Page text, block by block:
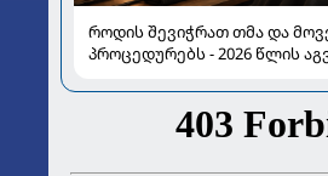
როდის შევიჭრათ თმა და
პროცედურებს - 2026 წლის